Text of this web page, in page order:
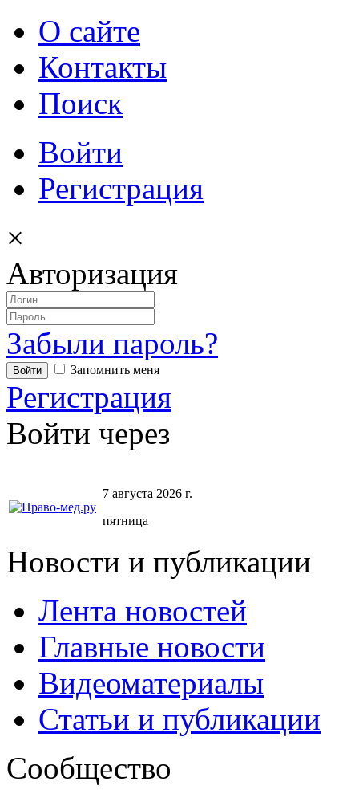
О сайте
Контакты
Поиск
Войти
Регистрация
×
Авторизация
Забыли пароль?
Запомнить меня
Регистрация
Войти через
7 августа 2026 г.
пятница
Новости и публикации
Лента новостей
Главные новости
Видеоматериалы
Статьи и публикации
Сообщество